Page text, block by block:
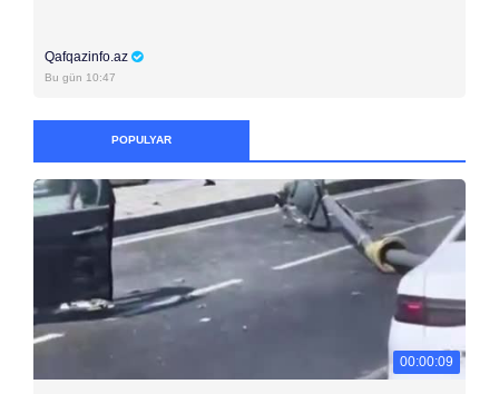
Qafqazinfo.az
Bu gün 10:47
POPULYAR
00:00:09